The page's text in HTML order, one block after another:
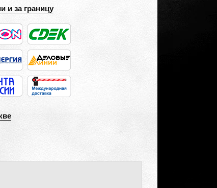
и за границу